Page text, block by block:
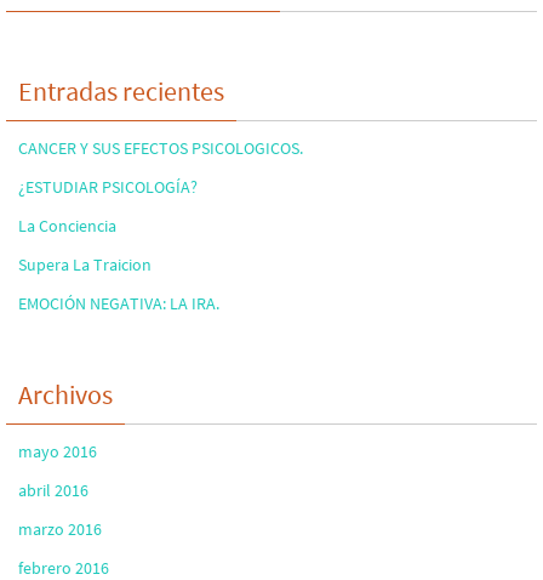
Entradas recientes
CANCER Y SUS EFECTOS PSICOLOGICOS.
¿ESTUDIAR PSICOLOGÍA?
La Conciencia
Supera La Traicion
EMOCIÓN NEGATIVA: LA IRA.
Archivos
mayo 2016
abril 2016
marzo 2016
febrero 2016